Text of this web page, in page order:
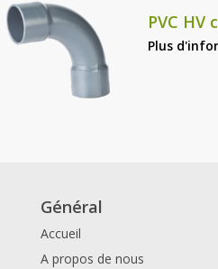
PVC HV
Plus
Général
Accueil
A propos de nous